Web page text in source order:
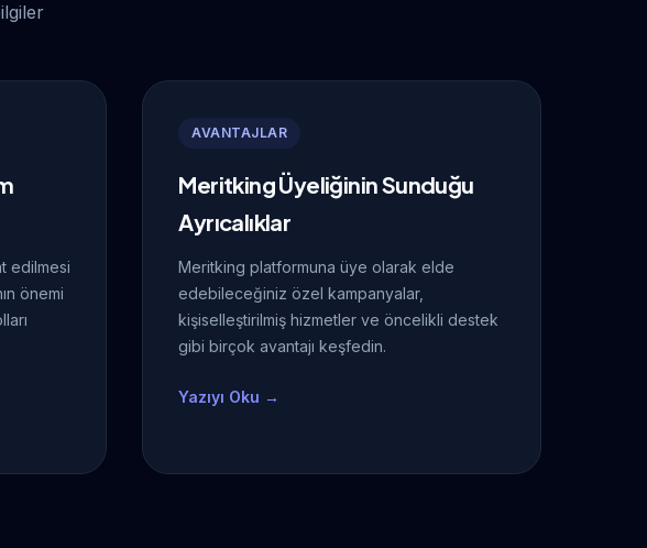
edilmesi
önemi
AVANTAJLAR
Meritking Üyeliğinin Sunduğu
Ayrıcalıklar
Meritking platformuna üye olarak elde
edebileceğiniz özel kampanyalar,
kişiselleştirilmiş hizmetler ve öncelikli destek
gibi birçok avantajı keşfedin.
Yazıyı Oku →